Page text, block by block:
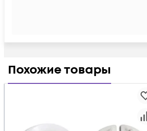
Похожие товары